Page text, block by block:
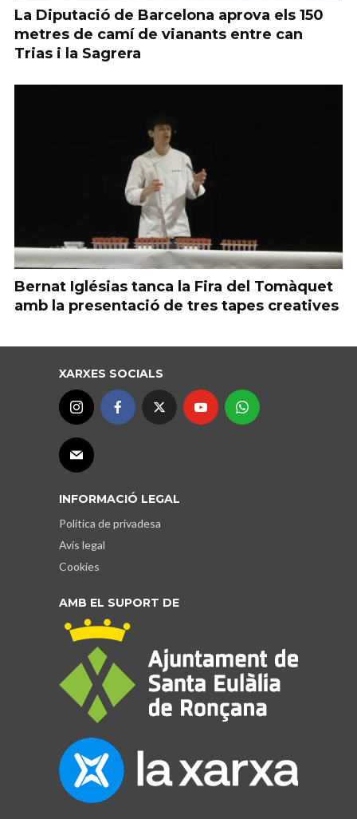
La Diputació de Barcelona aprova els 150
metres de camí de vianants entre can
Trias i la Sagrera
Bernat Iglésias tanca la Fira del Tomàquet
amb la presentació de tres tapes creatives
XARXES SOCIALS
INFORMACIÓ LEGAL
Política de privadesa
Avís legal
Cookies
AMB EL SUPORT DE